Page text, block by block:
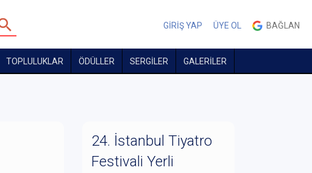
GİRİŞ YAP ÜYE OL BAĞLAN
TOPLULUKLAR ÖDÜLLER SERGİLER GALERİLER
24. İstanbul Tiyatro
Festivali Yerli